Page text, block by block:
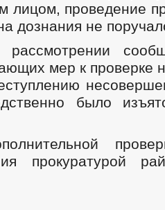
лицом, проведение
дознания не
рассмотрении
мер к проверке
было
прокуратурой